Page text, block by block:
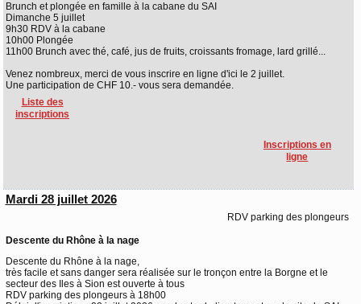
Brunch et plongée en famille à la cabane du SAI
Dimanche 5 juillet
9h30 RDV à la cabane
10h00 Plongée
11h00 Brunch avec thé, café, jus de fruits, croissants fromage, lard grillé...
Venez nombreux, merci de vous inscrire en ligne d'ici le 2 juillet.
Une participation de CHF 10.- vous sera demandée.
Liste des
inscriptions
Inscriptions en
ligne
Mardi 28 juillet 2026
RDV parking des plongeurs
Descente du Rhône à la nage
Descente du Rhône à la nage,
très facile et sans danger sera réalisée sur le tronçon entre la Borgne et le
secteur des Iles à Sion est ouverte à tous
RDV parking des plongeurs à 18h00